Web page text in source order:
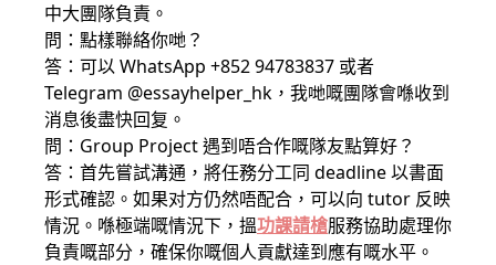
中大團隊負責。
問：點樣聯絡你哋？
答：可以 WhatsApp +852 94783837 或者
Telegram @essayhelper_hk，我哋嘅團隊會喺收到
消息後盡快回复。
問：Group Project 遇到唔合作嘅隊友點算好？
答：首先嘗試溝通，將任務分工同 deadline 以書面
形式確認。如果对方仍然唔配合，可以向 tutor 反映
情況。喺極端嘅情況下，搵功課請槍服務協助處理你
負責嘅部分，確保你嘅個人貢獻達到應有嘅水平。